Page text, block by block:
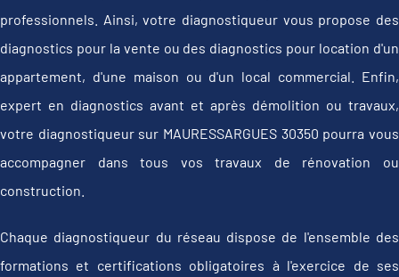
professionnels. Ainsi, votre diagnostiqueur vous propose des
diagnostics pour la vente ou des diagnostics pour location d'un
appartement, d'une maison ou d'un local commercial. Enfin,
expert en diagnostics avant et après démolition ou travaux,
votre diagnostiqueur sur MAURESSARGUES 30350 pourra vous
accompagner dans tous vos travaux de rénovation ou
construction.
Chaque diagnostiqueur du réseau dispose de l'ensemble des
formations et certifications obligatoires à l'exercice de ses